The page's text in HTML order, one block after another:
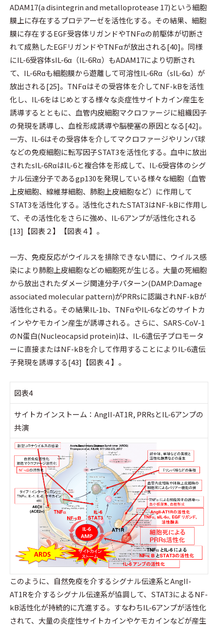
ADAM17(a disintegrin and metalloprotease 17)という細胞
膜上に存在するプロテアーゼを活性化する。その結果、細胞
膜に存在するEGF受容体リガンドやTNFαの前駆体が切断さ
れて成熟したEGFリガンドやTNFαが放出される[40]。同様
にIL-6受容体sIL-6α（IL-6Rα）もADAM17により切断され
て、IL-6Rαも細胞膜から遊離して可溶性IL-6Rα（sIL-6α）が
放出される[25]。TNFαはその受容体を介してNF-kBを活性
化し、IL-6をはじめとする様々な炎症性サイトカイン産生を
誘導するとともに、血管内皮細胞マクロファージに組織因子
の発現を誘導し、血栓形成誘導や脳梗塞の原因となる[42]。
一方、IL-6はその受容体を介してマクロファージやリンパ球
などの免疫細胞に転写因子STAT3を活性化する。血中に放出
されたsIL-6RαはIL-6と複合体を形成して、IL-6受容体のシグ
ナル伝達分子であるgp130を発現している様々な細胞（血管
上皮細胞、線維芽細胞、肺胞上皮細胞など）に作用して
STAT3を活性化する。活性化されたSTAT3はNF-kBに作用し
て、その活性化をさらに強め、IL-6アンプが活性化される
[13]【図表２】【図表４】。
一方、免疫反応がウイルスを排除できない間に、ウイルス感
染により肺胞上皮細胞などの細胞死が生じる。大量の死細胞
から放出されたダメージ関連分子パターン(DAMP:Damage
associated molecular pattern)がPRRsに認識されNF-kBが
活性化される。その結果IL-1b、TNFαやIL-6などのサイトカ
インやケモカイン産生が誘導される。さらに、SARS-CoV-1
のN蛋白(Nucleocapsid protein)は、IL-6遺伝子プロモータ
ーに直接またはNF-kBを介して作用することによりIL-6遺伝
子発現を誘導する[43]【図表４】。
図表4
サイトカインストーム：AngII-AT1R, PRRsとIL-6アンプの
共演
このように、自然免疫を介するシグナル伝達系とAngII-
AT1Rを介するシグナル伝達系が協調して、STAT3によるNF-
kB活性化が持続的に亢進する。すなわちIL-6アンプが活性化
されて、大量の炎症性サイトカインやケモカインなどが産生